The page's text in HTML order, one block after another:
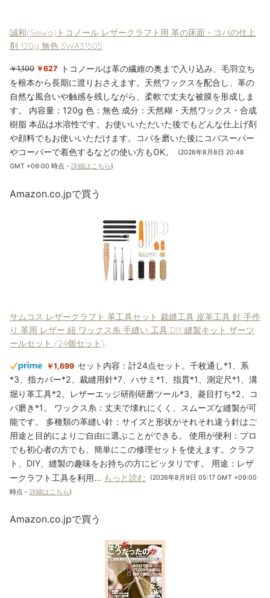
誠和(Seiwa)トコノール レザークラフト用 革の床面・コバの仕上
剤 120g 無色 SWA31505
￥1,100 ￥627
トコノールは革の繊維の奥まで入り込み、毛羽立ち
を根本から長期に渡りおさえます。天然ワックスを配合し、革の
自然な風合いや触感を残しながら、柔軟で丈夫な被膜を形成しま
す。 内容量：120g 色：無色 成分：天然糊・天然ワックス・合成
樹脂 本品は水溶性です。お使いいただいた後でもどんな仕上げ剤
や顔料でもお使いいただけます。コバを磨いた後にコバスーパー
やコーバーで着色するなどの使い方もOK。
(2026年8月8日 20:48
GMT +09:00 時点 - 詳細はこちら)
Amazon.co.jpで買う
サムコス レザークラフト 革工具セット 裁縫工具 皮革工具 針 手作
り 革用 レザー 紐 ワックス糸 手縫い 工具 DIY 縫製キット ザーツ
ールセット (24個セット)
￥1,699 セット内容：計24点セット。千枚通し*1、系
*3、指カバー*2、裁縫用針*7、ハサミ*1、指貫*1、測定尺*1、溝
堀り革工具*2、レザーエッジ研削研磨ツール*3、菱目打ち*2、コ
バ磨き*1。 ワックス糸：丈夫で壊れにくく、スムーズな縫製が可
能です。 多種類の革縫い針：サイズと形状がそれそれ違う針はご
用途と目的によりご自由に選ぶことができる。 使用が便利：プロ
でも初心者の方でも、簡単にこの修理セットを使えます。クラフ
ト、DIY、縫製の趣味をお持ちの方にピッタリです。 用途：レザ
ークラフト工具を利用... もっと読む
(2026年8月9日 05:17 GMT +09:00
時点 - 詳細はこちら)
Amazon.co.jpで買う